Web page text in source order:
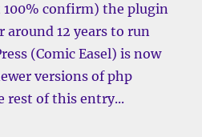
100% confirm) the plugin
around 12 years to run
(Comic Easel) is now
versions of php
rest of this entry...